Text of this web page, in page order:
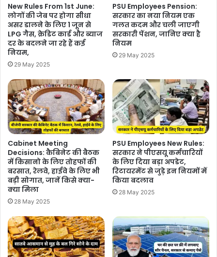
New Rules From 1st June:
लोगों की जेब पर होगा सीधा
असर डालने के लिए 1 जून से
LPG गैस, क्रेड‍िट कार्ड और ब्‍याज
दर के बदलने जा रहे हैं कई
नियम,
29 May 2025
PSU Employees Pension:
सरकार का नया नियम एक
गलत कदम और चली जाएगी
सरकारी पेंशन, जानिए क्या है
नियम
29 May 2025
Cabinet Meeting
Decisions: कैबिनेट की बैठक
में किसानो के लिए तोहफों की
बरसात, रेलवे, हाईवे के लिए भी
बड़ी सोगात, जानें किसे क्या-
क्या मिला
28 May 2025
PSU Employees New Rules:
सरकार ने पीएसयू कर्मचारियों
के लिए दिया बड़ा अपडेट,
रिटायरमेंट से जुड़े इन नियमों में
किया बदलाव
28 May 2025